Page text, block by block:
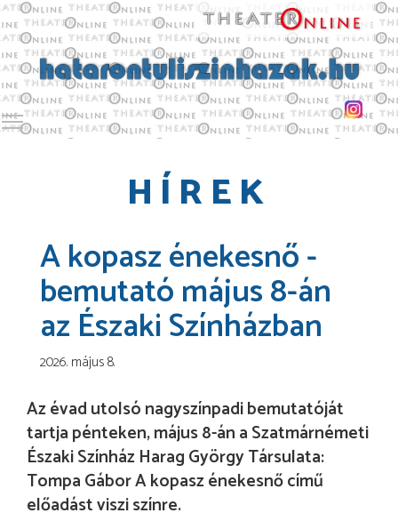
Toggle main menu visibility
HÍREK
A kopasz énekesnő -
bemutató május 8-án
az Északi Színházban
2026. május 8.
Az évad utolsó nagyszínpadi bemutatóját
tartja pénteken, május 8-án a Szatmárnémeti
Északi Színház Harag György Társulata:
Tompa Gábor A kopasz énekesnő című
előadást viszi színre.